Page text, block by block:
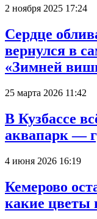
2 ноября 2025 17:24
Сердце
вернулся в
«Зимней
25 марта 2026 11:42
В Кузбассе
аквапарк —
4 июня 2026 16:19
Кемерово
какие цветы